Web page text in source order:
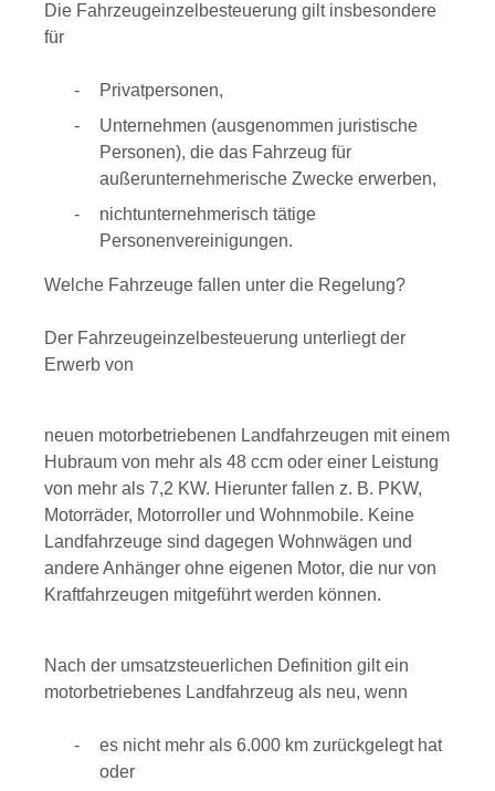
Die Fahrzeugeinzelbesteuerung gilt insbesondere
für
Privatpersonen,
Unternehmen (ausgenommen juristische
Personen), die das Fahrzeug für
außerunternehmerische Zwecke erwerben,
nichtunternehmerisch tätige
Personenvereinigungen.
Welche Fahrzeuge fallen unter die Regelung?
Der Fahrzeugeinzelbesteuerung unterliegt der
Erwerb von
neuen motorbetriebenen Landfahrzeugen mit einem
Hubraum von mehr als 48 ccm oder einer Leistung
von mehr als 7,2 KW. Hierunter fallen z. B. PKW,
Motorräder, Motorroller und Wohnmobile. Keine
Landfahrzeuge sind dagegen Wohnwägen und
andere Anhänger ohne eigenen Motor, die nur von
Kraftfahrzeugen mitgeführt werden können.
Nach der umsatzsteuerlichen Definition gilt ein
motorbetriebenes Landfahrzeug als neu, wenn
es nicht mehr als 6.000 km zurückgelegt hat
oder